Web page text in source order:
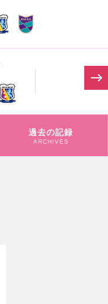
11:00
-
過去の記録
ARCHIVES